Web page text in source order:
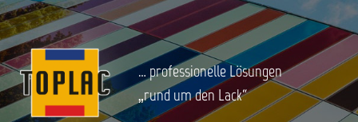
Zur Hauptnavigation springen
… professionelle Lösungen
„rund um den Lack“
Startseite SPRAYDOSEN
PRESTO SCHEIBENREINIGER